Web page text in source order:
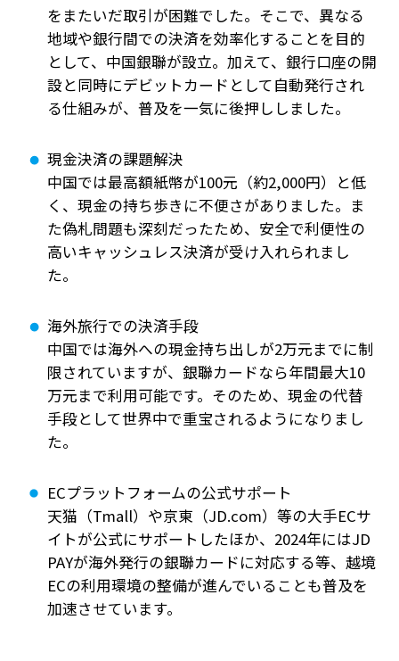
をまたいだ取引が困難でした。そこで、異なる
地域や銀行間での決済を効率化することを目的
として、中国銀聯が設立。加えて、銀行口座の開
設と同時にデビットカードとして自動発行され
る仕組みが、普及を一気に後押ししました。
現金決済の課題解決
中国では最高額紙幣が100元（約2,000円）と低
く、現金の持ち歩きに不便さがありました。ま
た偽札問題も深刻だったため、安全で利便性の
高いキャッシュレス決済が受け入れられまし
た。
海外旅行での決済手段
中国では海外への現金持ち出しが2万元までに制
限されていますが、銀聯カードなら年間最大10
万元まで利用可能です。そのため、現金の代替
手段として世界中で重宝されるようになりまし
た。
ECプラットフォームの公式サポート
天猫（Tmall）や京東（JD.com）等の大手ECサ
イトが公式にサポートしたほか、2024年にはJD
PAYが海外発行の銀聯カードに対応する等、越境
ECの利用環境の整備が進んでいることも普及を
加速させています。